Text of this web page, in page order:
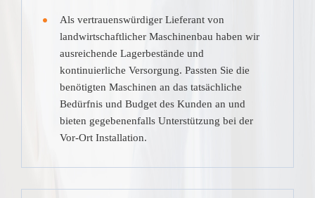
Als vertrauenswürdiger Lieferant von
landwirtschaftlicher Maschinenbau haben wir
ausreichende Lagerbestände und
kontinuierliche Versorgung. Passten Sie die
benötigten Maschinen an das tatsächliche
Bedürfnis und Budget des Kunden an und
bieten gegebenenfalls Unterstützung bei der
Vor-Ort Installation.